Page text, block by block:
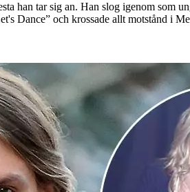
han tar sig an. Han slog igenom som
Dance” och krossade allt motstånd i